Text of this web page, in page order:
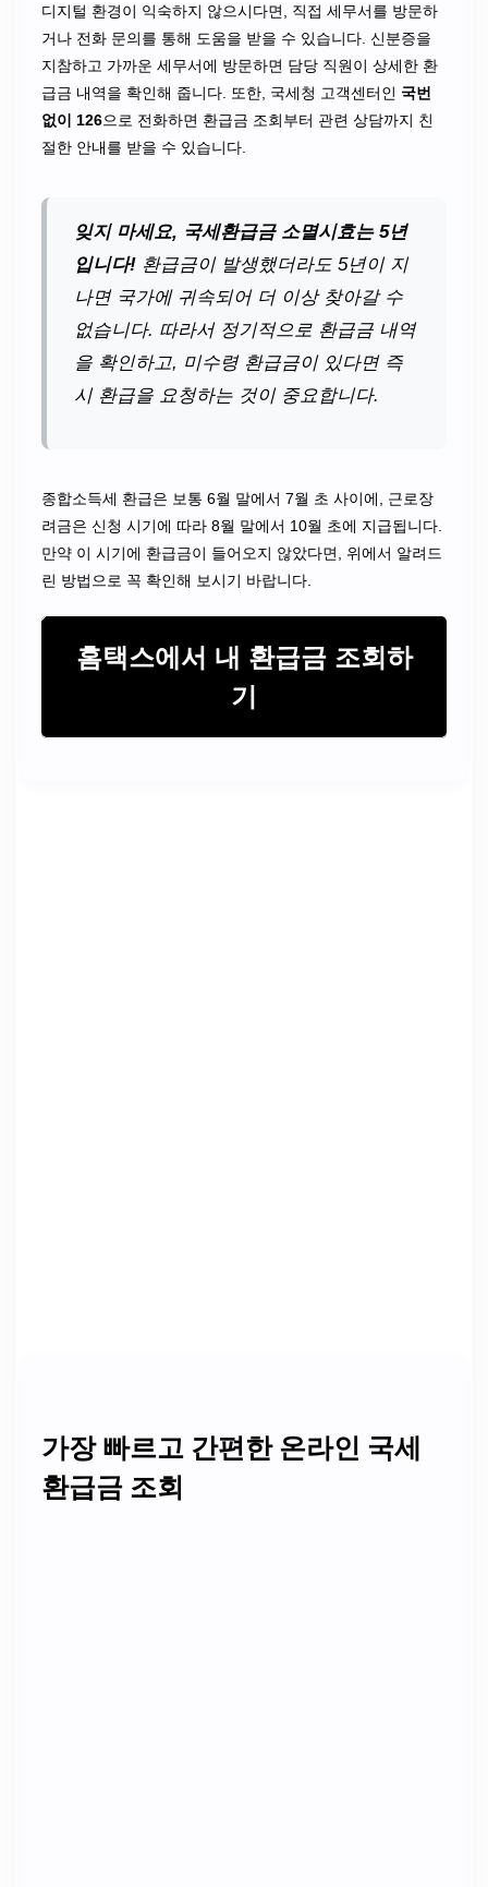
디지털 환경이 익숙하지 않으시다면, 직접 세무서를 방문하
거나 전화 문의를 통해 도움을 받을 수 있습니다. 신분증을
지참하고 가까운 세무서에 방문하면 담당 직원이 상세한 환
급금 내역을 확인해 줍니다. 또한, 국세청 고객센터인 국번
없이 126으로 전화하면 환급금 조회부터 관련 상담까지 친
절한 안내를 받을 수 있습니다.
잊지 마세요, 국세환급금 소멸시효는 5년
입니다! 환급금이 발생했더라도 5년이 지
나면 국가에 귀속되어 더 이상 찾아갈 수
없습니다. 따라서 정기적으로 환급금 내역
을 확인하고, 미수령 환급금이 있다면 즉
시 환급을 요청하는 것이 중요합니다.
종합소득세 환급은 보통 6월 말에서 7월 초 사이에, 근로장
려금은 신청 시기에 따라 8월 말에서 10월 초에 지급됩니다.
만약 이 시기에 환급금이 들어오지 않았다면, 위에서 알려드
린 방법으로 꼭 확인해 보시기 바랍니다.
홈택스에서 내 환급금 조회하
기
가장 빠르고 간편한 온라인 국세
환급금 조회